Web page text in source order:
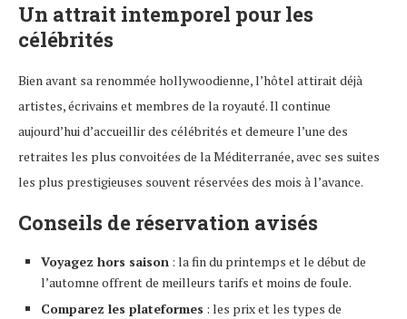
Un attrait intemporel pour les
célébrités
Bien avant sa renommée hollywoodienne, l’hôtel attirait déjà
artistes, écrivains et membres de la royauté. Il continue
aujourd’hui d’accueillir des célébrités et demeure l’une des
retraites les plus convoitées de la Méditerranée, avec ses suites
les plus prestigieuses souvent réservées des mois à l’avance.
Conseils de réservation avisés
Voyagez hors saison : la fin du printemps et le début de
l’automne offrent de meilleurs tarifs et moins de foule.
Comparez les plateformes : les prix et les types de